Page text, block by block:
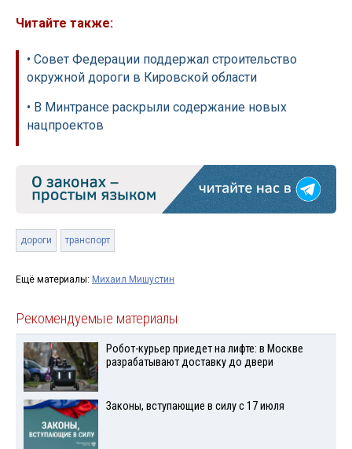
Читайте также:
• Совет Федерации поддержал строительство
окружной дороги в Кировской области
• В Минтрансе раскрыли содержание новых
нацпроектов
дороги транспорт
Ещё материалы: Михаил Мишустин
Рекомендуемые материалы
Робот-курьер приедет на лифте: в Москве
разрабатывают доставку до двери
Законы, вступающие в силу с 17 июля